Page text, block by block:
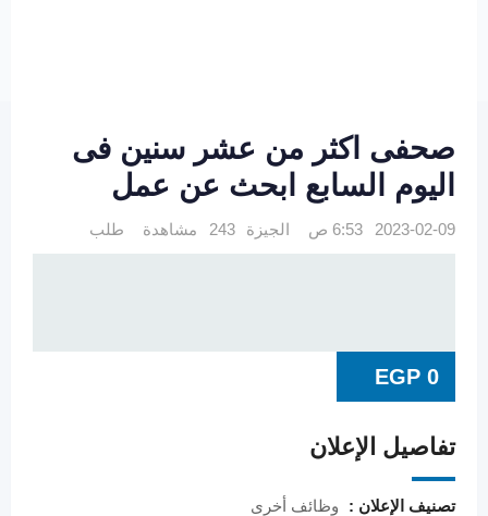
صحفى اكثر من عشر سنين فى
اليوم السابع ابحث عن عمل
2023-02-09 6:53 ص الجيزة 243 مشاهدة طلب
EGP 0
تفاصيل الإعلان
تصنيف الإعلان : وظائف أخرى